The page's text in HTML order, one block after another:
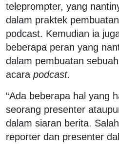
teleprompter, yang
dalam praktek
podcast. Kemudian ia
beberapa peran yang
dalam pembuatan
acara podcast.
“Ada beberapa hal yang
seorang presenter
dalam siaran berita.
reporter dan presenter